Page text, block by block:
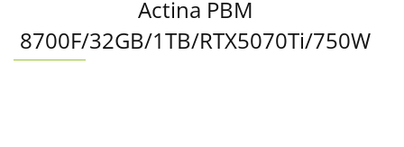
Actina PBM
8700F/32GB/1TB/RTX5070Ti/750W